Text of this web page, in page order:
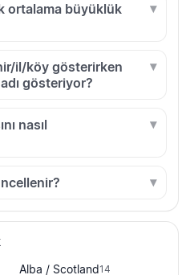
ortalama büyüklük
il/köy gösterirken
gösteriyor?
nasıl
Alba / Scotland14